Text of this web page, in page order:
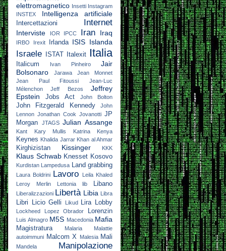
elettromagnetico Insetti Instagram
INSTEX
Intelligenza artificiale
Intercettazioni Internet
Interviste IOR IPCC Iran Iraq
IRBO Irexit Irlanda ISIS Islanda
Israele ISTAT Italexit Italia
Italicum Ivan Pinheiro
Jair
Bolsonaro
Jarawa
Jean Monnet
Jean Paul Fitoussi
Jean-Luc
Mélenchon
Jeff Bezos
Jeffrey
Epstein
Jobs Act John Bolton
John Fitzgerald Kennedy
John
Lennon Jonathan Cook Jovanotti JP
Morgan
JTAGS Julian Assange
Kant Kary Mullis Katrina Kenya
Keynes Khalida Jarrar Khan al Ahmar
Kirghizistan Kissinger KKK
Klaus Schwab Knesset Kosovo
Kurdistan Lampedusa Land grabbing
Laura Boldrini Lavoro
Leila Khaled
Leroy Merlin
Lettonia lib Libano
Liberalizzazioni Libertà Libia Libra
Libri Licio Gelli Likud Lira Lobby
Lockheed Lopez Obrador Lorenzin
Luis Almagro M5S Macedonia Mafia
Magistratura Malaria
Malattie
autoimmuni Malcom X Malesia Mali
Mandela Manipolazione